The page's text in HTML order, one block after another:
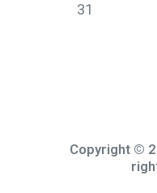
31
Copyright ©